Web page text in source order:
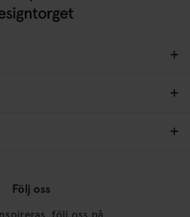
Följ oss